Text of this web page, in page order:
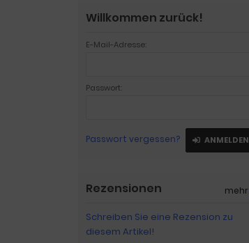
Willkommen zurück!
E-Mail-Adresse:
Passwort:
Passwort vergessen? ANMELDEN
Rezensionen mehr
Schreiben Sie eine Rezension zu
diesem Artikel!